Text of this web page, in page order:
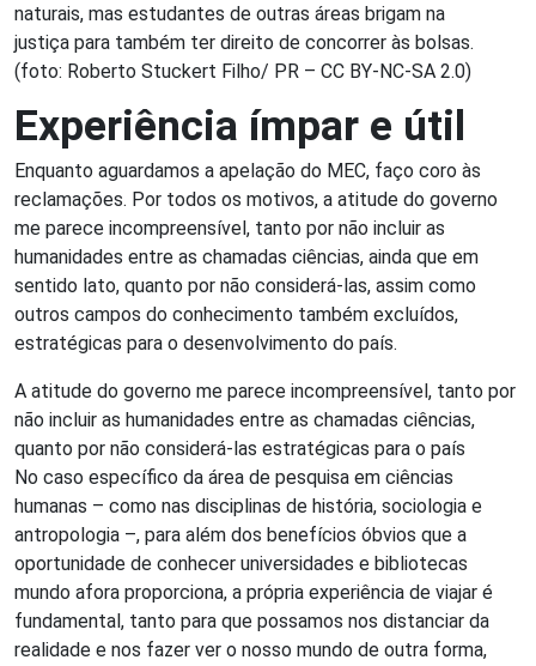
naturais, mas estudantes de outras áreas brigam na
justiça para também ter direito de concorrer às bolsas.
(foto: Roberto Stuckert Filho/ PR – CC BY-NC-SA 2.0)
Experiência ímpar e útil
Enquanto aguardamos a apelação do MEC, faço coro às
reclamações. Por todos os motivos, a atitude do governo
me parece incompreensível, tanto por não incluir as
humanidades entre as chamadas ciências, ainda que em
sentido lato, quanto por não considerá-las, assim como
outros campos do conhecimento também excluídos,
estratégicas para o desenvolvimento do país.
A atitude do governo me parece incompreensível, tanto por
não incluir as humanidades entre as chamadas ciências,
quanto por não considerá-las estratégicas para o país
No caso específico da área de pesquisa em ciências
humanas – como nas disciplinas de história, sociologia e
antropologia –, para além dos benefícios óbvios que a
oportunidade de conhecer universidades e bibliotecas
mundo afora proporciona, a própria experiência de viajar é
fundamental, tanto para que possamos nos distanciar da
realidade e nos fazer ver o nosso mundo de outra forma,